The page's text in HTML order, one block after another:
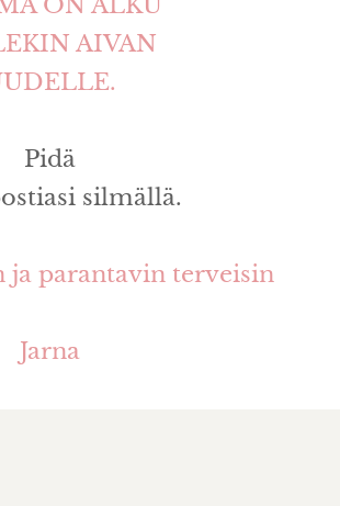
AIVAN
Pidä
silmällä.
ja parantavin terveisin
Jarna